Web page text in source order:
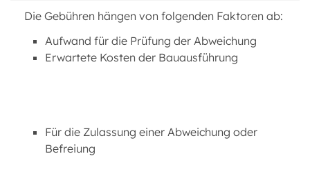
Die Gebühren hängen von folgenden Faktoren ab:
Aufwand für die Prüfung der Abweichung
Erwartete Kosten der Bauausführung
Für die Zulassung einer Abweichung oder
Befreiung